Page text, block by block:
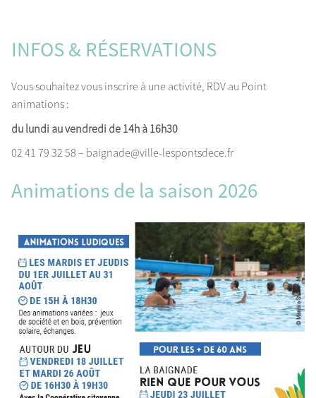
INFOS & RÉSERVATIONS
Vous souhaitez vous inscrire à une activité, RDV au Point
animations :
du lundi au vendredi de 14h à 16h30
02 41 79 32 58 – baignade@ville-lespontsdece.fr
Animations de la saison 2026